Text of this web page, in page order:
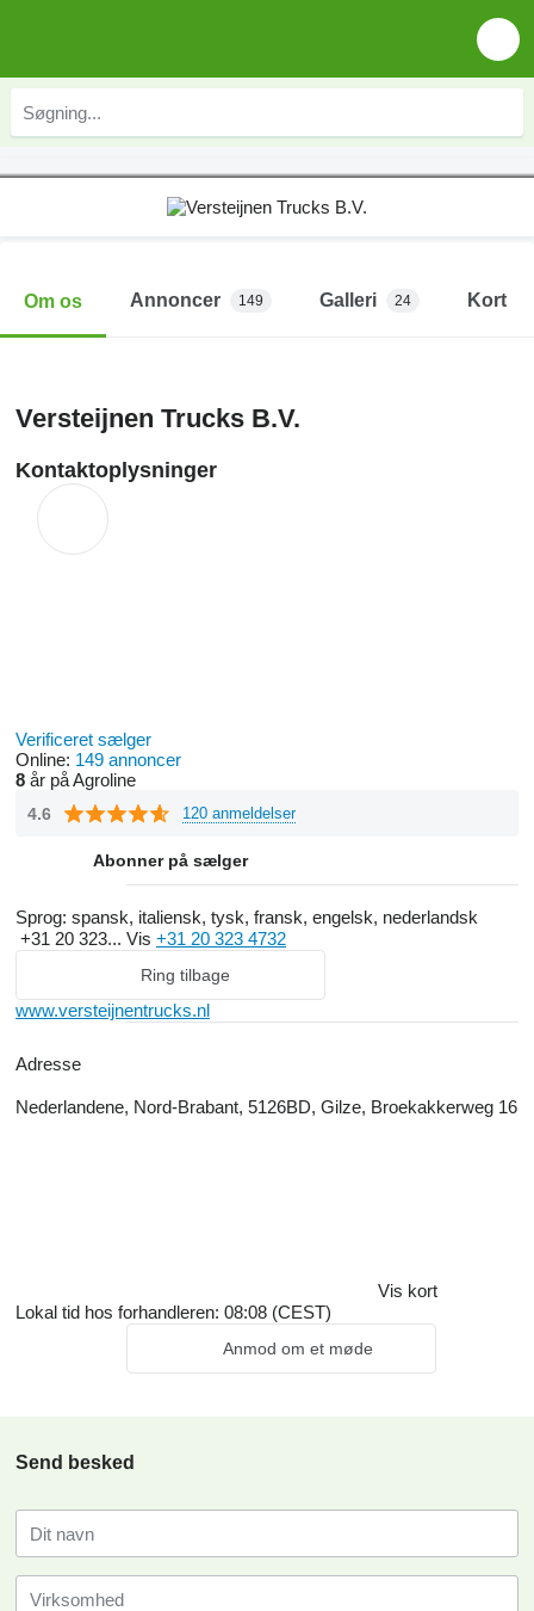
Om os Annoncer 149 Galleri 24 Kort
Versteijnen Trucks B.V.
Kontaktoplysninger
Verificeret sælger
Online: 149 annoncer
8 år på Agroline
4.6 120 anmeldelser
Abonner på sælger
Sprog: spansk, italiensk, tysk, fransk, engelsk, nederlandsk
+31 20 323... Vis +31 20 323 4732
Ring tilbage
www.versteijnentrucks.nl
Adresse
Nederlandene, Nord-Brabant, 5126BD, Gilze, Broekakkerweg 16
Vis kort
Lokal tid hos forhandleren: 08:08 (CEST)
Anmod om et møde
Send besked